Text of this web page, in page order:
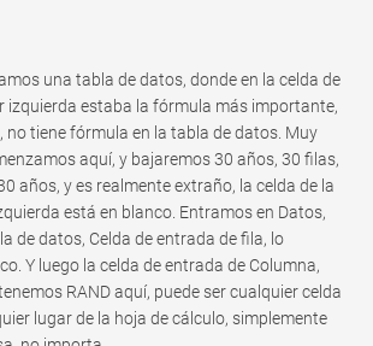
una tabla de datos, donde en la celda de
izquierda estaba la fórmula más importante,
no tiene fórmula en la tabla de datos. Muy
aquí, y bajaremos 30 años, 30 filas,
años, y es realmente extraño, la celda de la
está en blanco. Entramos en Datos,
de datos, Celda de entrada de fila, lo
Y luego la celda de entrada de Columna,
RAND aquí, puede ser cualquier celda
lugar de la hoja de cálculo, simplemente